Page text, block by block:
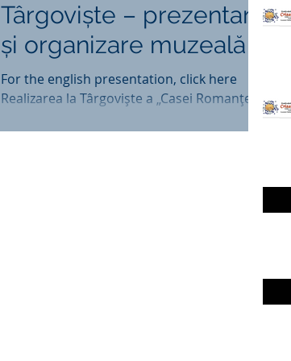
Târgoviște – prezentare
și organizare muzeală
For the english presentation, click here
Realizarea la Târgoviște a „Casei Romanței”
Centrul...